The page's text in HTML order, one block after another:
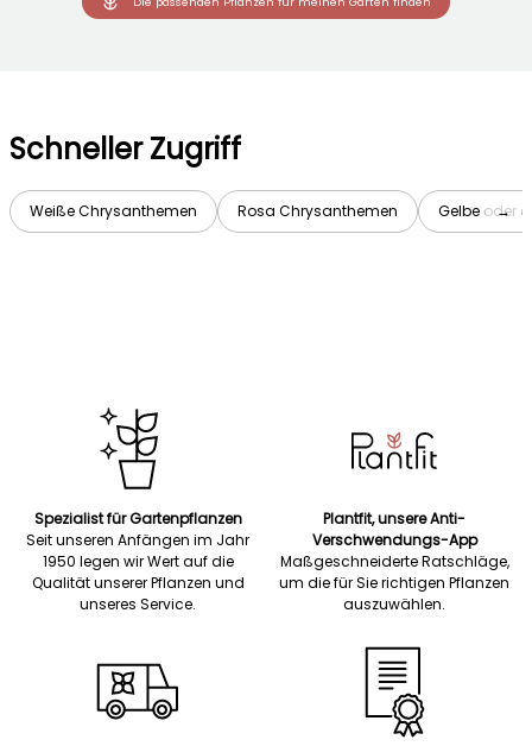
Schneller Zugriff
Weiße Chrysanthemen Rosa Chrysanthemen Gelbe oder
→
Spezialist für Gartenpflanzen
Seit unseren Anfängen im Jahr
1950 legen wir Wert auf die
Qualität unserer Pflanzen und
unseres Service.
Plantfit, unsere Anti-
Verschwendungs-App
Maßgeschneiderte Ratschläge,
um die für Sie richtigen Pflanzen
auszuwählen.